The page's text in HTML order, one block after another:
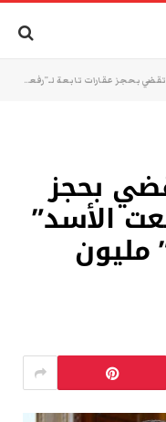
لـ”رفعت الأسد” تبلغ قيمتها “691” مليون يورو لهذا السبب
بحجز
الأسد”
قيمتها “691” مليون